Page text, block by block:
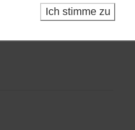
Ich stimme zu